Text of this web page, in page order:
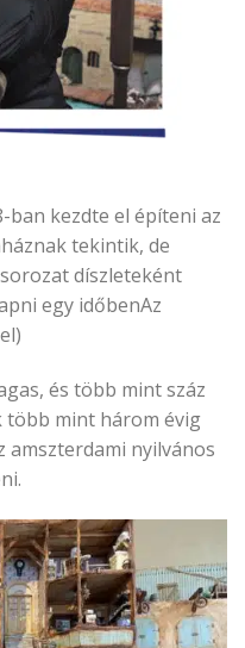
ban kezdte el építeni az
tekintik, de
díszleteként
egy időbenAz
és több mint száz
több mint három évig
nyilvános